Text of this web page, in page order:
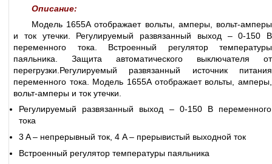
Описание:
Модель 1655A отображает вольты, амперы, вольт-амперы
и ток утечки. Регулируемый развязанный выход – 0-150 В
переменного тока. Встроенный регулятор температуры
паяльника. Защита автоматического выключателя от
перегрузки.Регулируемый развязанный источник питания
переменного тока. Модель 1655A отображает вольты, амперы,
вольт-амперы и ток утечки.
Регулируемый развязанный выход – 0-150 В переменного
тока
3 A – непрерывный ток, 4 A – прерывистый выходной ток
Встроенный регулятор температуры паяльника